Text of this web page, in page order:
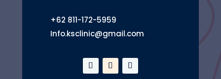
+62 811-172-5959
Info.ksclinic@gmail.com